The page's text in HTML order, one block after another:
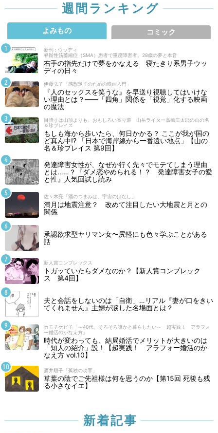
週間ランキング
よみもの コミック
新刊 : ウッディ
脊髄性筋萎縮症（SMA）患者で重度障害者。28歳の夢と本音
右手の指先だけで夢をかなえる 寝たきり系男子ウッ
ディの日々
伊藤弘了「感想迷子のための映画入門」
『人のセックスを笑うな』を早送り視聴してはいけな
い理由とは？――「四角」関係を「視覚」化する映画
の魔法
目指すは山頂よりも、おもしろい寄り道 山岳ライター高橋庄太郎の山の名
＆珍プレイス
もしも海から歩いたら、何日かかる？ ここが我が国の
ど真ん中!? 「日本で海岸線から一番遠い地点」【山の
名＆珍プレイス 第9回】
発達障害女性が、なぜか行く先々でモテてしまう理由
とは……？『ダメ恋やめられる！？ 発達障害女子の愛
と性』人気回試し読み
佐々木亮「酒のつまみは、宇宙のはなし」
満月は地震注意？ 改めて注目したい大地震と月との
関係
承認欲求型ヤリマン女〜尻軽にも色々学ぶことがある
話
新人賞コンプレックス
トガッていたらダメなのか？【新人賞コンプレック
ス 第4回】
夫と会話をしないのは「自衛」…リアル『妻が口をきい
てくれません』主婦が涙した名場面とは？
カモチケビ子「～40代、そろそろ誰かと暮らしたい～ 超実践！ アラフォ
ー婚活のかなえ方」
時代が変わっても、結局婚活でメリットが大きいのは
「知人の紹介」説！【超実践！ アラフォー婚活のか
なえ方 vol.10】
酒井順子「孤独の功罪」
草葉の陰でご先祖様は何を思うのか【第15回 死後も残
る小さなイエ】
新着記事